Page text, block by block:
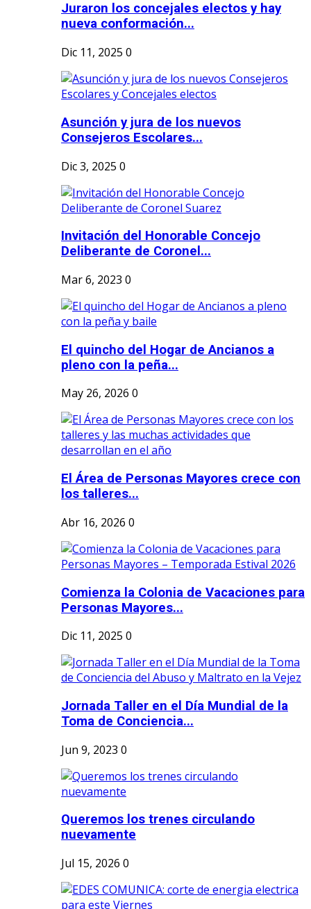
Juraron los concejales electos y hay
nueva conformación...
Dic 11, 2025 0
Asunción y jura de los nuevos
Consejeros Escolares...
Dic 3, 2025 0
Invitación del Honorable Concejo
Deliberante de Coronel...
Mar 6, 2023 0
El quincho del Hogar de Ancianos a
pleno con la peña...
May 26, 2026 0
El Área de Personas Mayores crece con
los talleres...
Abr 16, 2026 0
Comienza la Colonia de Vacaciones para
Personas Mayores...
Dic 11, 2025 0
Jornada Taller en el Día Mundial de la
Toma de Conciencia...
Jun 9, 2023 0
Queremos los trenes circulando
nuevamente
Jul 15, 2026 0